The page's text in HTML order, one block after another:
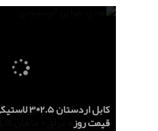
تهران لاله زار
صادرات ماهان کابل
صادرات به عراق + ماهان کابل
کابل
قیمت روز
کابل 1.5*2 لاستیکی اردستان مرکز خرید